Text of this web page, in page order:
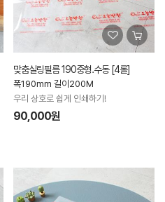
맞춤실링필름 190중형.수동 [4롤]
폭190mm 길이200M
우리 상호로 쉽게 인쇄하기!
90,000원